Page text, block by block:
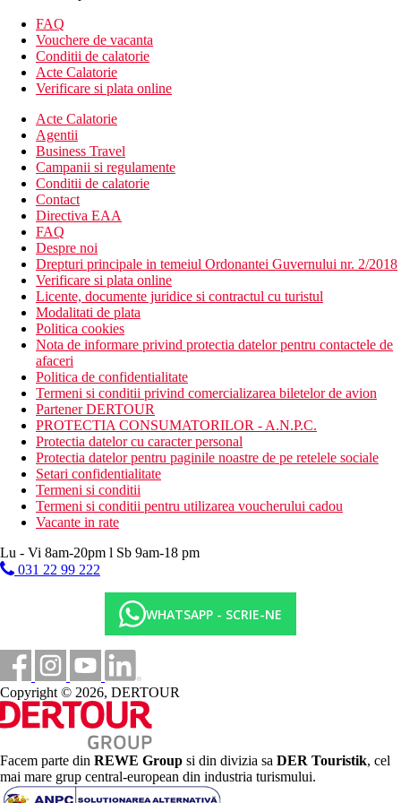
Wi-Fi (gratuit in hol)
automat de cafea
sanitare proprii (baie, uscator de par, toaleta)
seif (gratuit)
balcon sau terasa
Descrierea hotelului
hol de intrare cu receptie
restaurantul principal
4 restaurante cu servicii (steak house, italiana,
mediteraneana, elvetiana)
bar in receptie
bar langa piscina
magazin cu suveniruri
minimarket
curatatori
spalatorie
amfiteatru
discoteca
4 piscine exterioare (sezlonguri, umbrele si prosoape
gratuite)
Descrierea plajei
cu nisip
hotel situat chiar pe plaja
Activitati sportive gratuite
programe de animatie
programe de seara
teren de tenis (iluminat si echipament contra cost)
TIR cu arcul
loc de joaca multifunctional (volei, baschet, minifotbal)
colt de joc (tenis de masa, darts, biliard)
volei pe plaja
fitness
scufundari
Activitati sportive contra cost
golf (aproape de hotel)
centru SPA
Mesele incluse
All Inclusive - 24 de ore:
include mic dejun, mic dejun tarziu, pranz si cina* sub
forma de bufet bogat
bauturi racoritoare pe tot parcursul zilei, bauturi
racoritoare nelimitate si bauturi alcoolice locale si selectate
FAQ
Vouchere de vacanta
Conditii de calatorie
Acte Calatorie
Verificare si plata online
Acte Calatorie
Agentii
Business Travel
Campanii si regulamente
Conditii de calatorie
Contact
Directiva EAA
FAQ
Despre noi
Drepturi principale in temeiul Ordonantei Guvernului nr. 2/2018
Verificare si plata online
Licente, documente juridice si contractul cu turistul
Modalitati de plata
Politica cookies
Nota de informare privind protectia datelor pentru contactele de
afaceri
Politica de confidentialitate
Termeni si conditii privind comercializarea biletelor de avion
Partener DERTOUR
PROTECTIA CONSUMATORILOR - A.N.P.C.
Protectia datelor cu caracter personal
Protectia datelor pentru paginile noastre de pe retelele sociale
Setari confidentialitate
Termeni si conditii
Termeni si conditii pentru utilizarea voucherului cadou
Vacante in rate
Lu - Vi 8am-20pm l Sb 9am-18 pm
031 22 99 222
WHATSAPP - SCRIE-NE
Copyright © 2026, DERTOUR
Facem parte din REWE Group si din divizia sa DER Touristik, cel
mai mare grup central-european din industria turismului.